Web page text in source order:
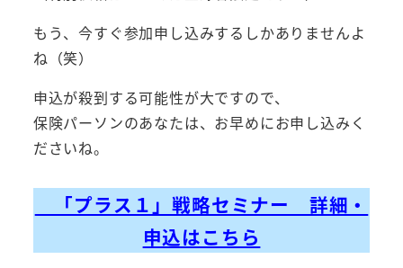
もう、今すぐ参加申し込みするしかありませんよ
ね（笑）
申込が殺到する可能性が大ですので、
保険パーソンのあなたは、お早めにお申し込みく
ださいね。
「プラス１」戦略セミナー 詳細・
申込はこちら